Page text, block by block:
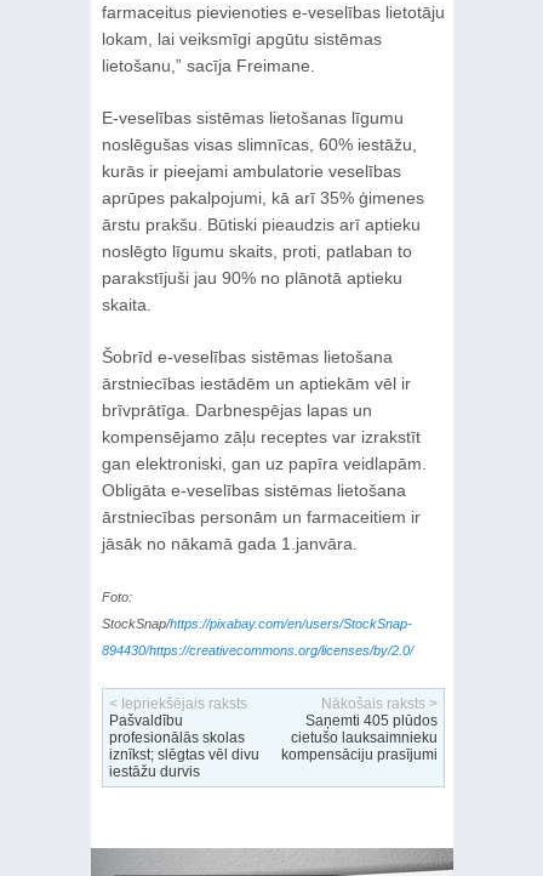
farmaceitus pievienoties e-veselības lietotāju
lokam, lai veiksmīgi apgūtu sistēmas
lietošanu,” sacīja Freimane.
E-veselības sistēmas lietošanas līgumu
noslēgušas visas slimnīcas, 60% iestāžu,
kurās ir pieejami ambulatorie veselības
aprūpes pakalpojumi, kā arī 35% ģimenes
ārstu prakšu. Būtiski pieaudzis arī aptieku
noslēgto līgumu skaits, proti, patlaban to
parakstījuši jau 90% no plānotā aptieku
skaita.
Šobrīd e-veselības sistēmas lietošana
ārstniecības iestādēm un aptiekām vēl ir
brīvprātīga. Darbnespējas lapas un
kompensējamo zāļu receptes var izrakstīt
gan elektroniski, gan uz papīra veidlapām.
Obligāta e-veselības sistēmas lietošana
ārstniecības personām un farmaceitiem ir
jāsāk no nākamā gada 1.janvāra.
Foto:
StockSnap/https://pixabay.com/en/users/StockSnap-
894430/https://creativecommons.org/licenses/by/2.0/
< Iepriekšējais raksts
Pašvaldību
profesionālās skolas
iznīkst; slēgtas vēl divu
iestāžu durvis
Nākošais raksts >
Saņemti 405 plūdos
cietušo lauksaimnieku
kompensāciju prasījumi